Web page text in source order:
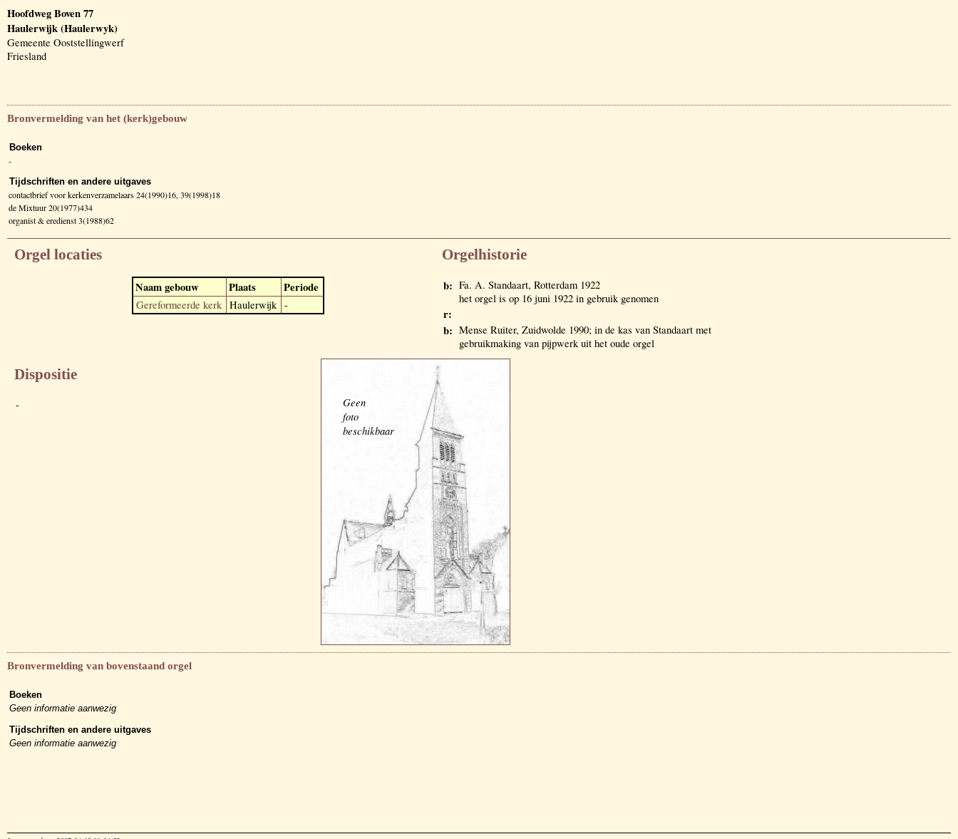
Hoofdweg Boven 77
Haulerwijk (Haulerwyk)
Gemeente Ooststellingwerf
Friesland
Bronvermelding van het (kerk)gebouw
Boeken
-
Tijdschriften en andere uitgaves
contactbrief voor kerkenverzamelaars 24(1990)16, 39(1998)18
de Mixtuur 20(1977)434
organist & eredienst 3(1988)62
Orgel locaties
Naam gebouw Plaats Periode
Gereformeerde kerk Haulerwijk -
Orgelhistorie
b: Fa. A. Standaart, Rotterdam 1922
het orgel is op 16 juni 1922 in gebruik genomen
r:
b: Mense Ruiter, Zuidwolde 1990; in de kas van Standaart met
gebruikmaking van pijpwerk uit het oude orgel
Dispositie
-
Geen
foto
beschikbaar
Bronvermelding van bovenstaand orgel
Boeken
Geen informatie aanwezig
Tijdschriften en andere uitgaves
Geen informatie aanwezig